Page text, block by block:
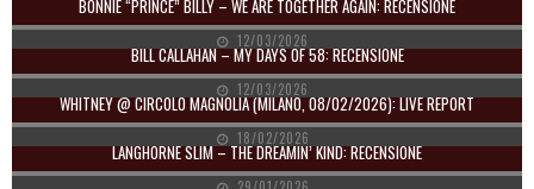
BONNIE “PRINCE” BILLY – WE ARE TOGETHER AGAIN: RECENSIONE
12/03/2026
BILL CALLAHAN – MY DAYS OF 58: RECENSIONE
12/03/2026
WHITNEY @ CIRCOLO MAGNOLIA (MILANO, 08/02/2026): LIVE REPORT
18/02/2026
LANGHORNE SLIM – THE DREAMIN’ KIND: RECENSIONE